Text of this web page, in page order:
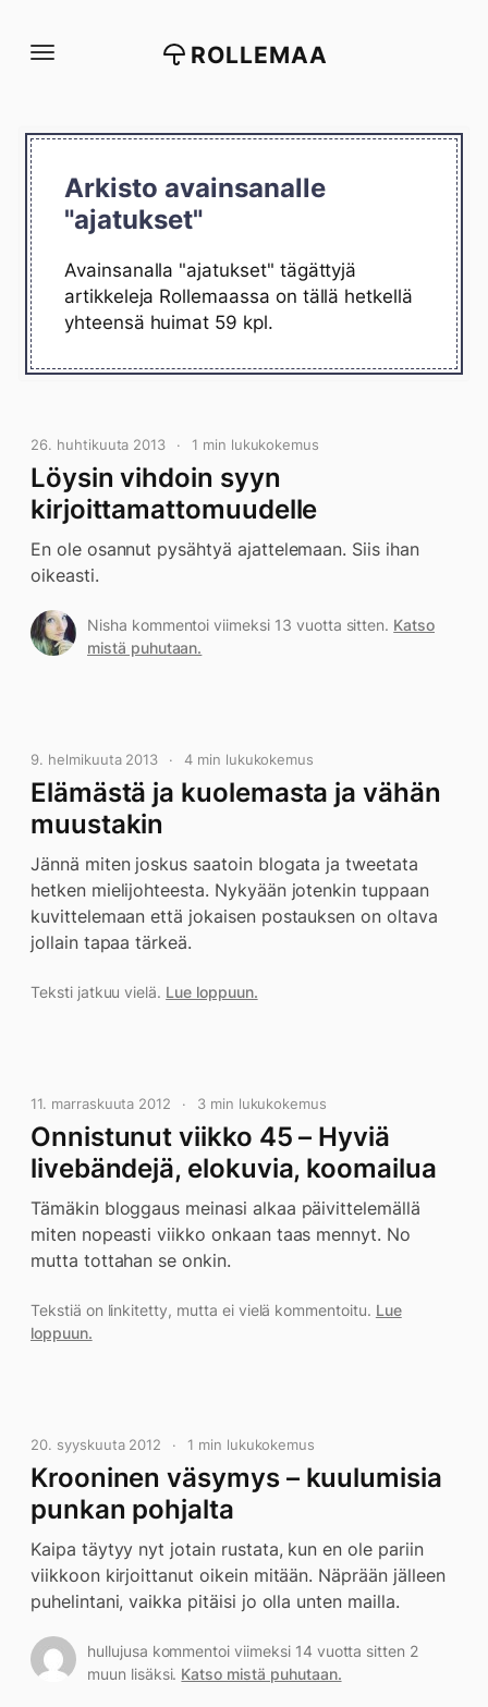
suoraan
ROLLEMAA
Arkisto avainsanalle
"ajatukset"
Avainsanalla "ajatukset" tägättyjä
artikkeleja Rollemaassa on tällä hetkellä
yhteensä huimat 59 kpl.
26. huhtikuuta 2013 1 min lukukokemus
Löysin vihdoin syyn
kirjoittamattomuudelle
En ole osannut pysähtyä ajattelemaan. Siis ihan
oikeasti.
Nisha kommentoi viimeksi 13 vuotta sitten. Katso
mistä puhutaan.
9. helmikuuta 2013 4 min lukukokemus
Elämästä ja kuolemasta ja vähän
muustakin
Jännä miten joskus saatoin blogata ja tweetata
hetken mielijohteesta. Nykyään jotenkin tuppaan
kuvittelemaan että jokaisen postauksen on oltava
jollain tapaa tärkeä.
Teksti jatkuu vielä. Lue loppuun.
11. marraskuuta 2012 3 min lukukokemus
Onnistunut viikko 45 – Hyviä
livebändejä, elokuvia, koomailua
Tämäkin bloggaus meinasi alkaa päivittelemällä
miten nopeasti viikko onkaan taas mennyt. No
mutta tottahan se onkin.
Tekstiä on linkitetty, mutta ei vielä kommentoitu. Lue
loppuun.
20. syyskuuta 2012 1 min lukukokemus
Krooninen väsymys – kuulumisia
punkan pohjalta
Kaipa täytyy nyt jotain rustata, kun en ole pariin
viikkoon kirjoittanut oikein mitään. Näprään jälleen
puhelintani, vaikka pitäisi jo olla unten mailla.
hullujusa kommentoi viimeksi 14 vuotta sitten 2
muun lisäksi. Katso mistä puhutaan.